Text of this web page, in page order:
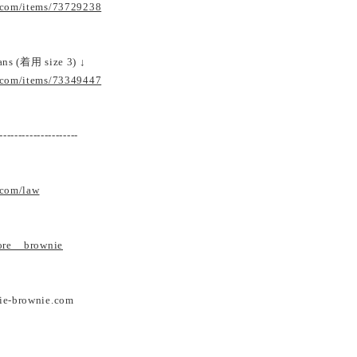
items/73729238
(着用 size 3) ↓
items/73349447
law
brownie.com